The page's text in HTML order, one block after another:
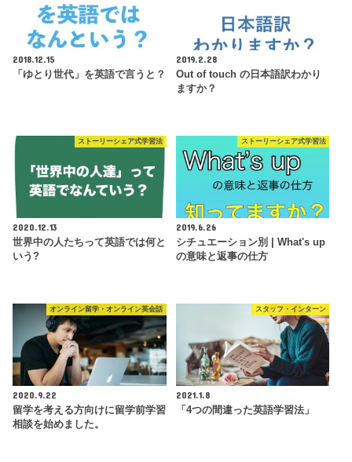
2018.12.15
「ゆとり世代」を英語で言うと？
2019.2.28
Out of touch の日本語訳わかり
ますか？
ストーリーシェア式学習法
2020.12.13
世界中の人たちって英語では何と
いう?
ストーリーシェア式学習法
2019.6.26
シチュエーション別 | What's up
の意味と返事の仕方
オンライン留学・オンライン英会話
2020.9.22
留学を考える方向けに留学前学習
相談を始めました。
スタッフ・インターン
2021.1.8
「4つの間違った英語学習法」